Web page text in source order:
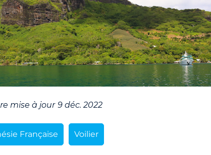
mise à jour 9 déc. 2022
Française Voilier